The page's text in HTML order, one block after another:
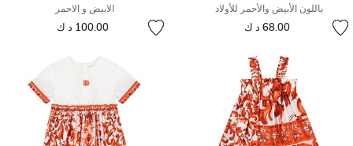
باللون الأبيض والأحمر للأولاد
68.00 د ك
الابيض و الاحمر
100.00 د ك